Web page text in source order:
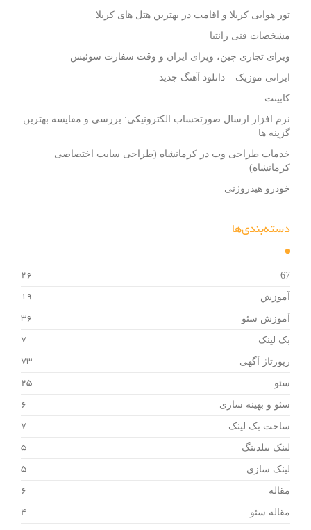
تور هوایی کربلا و اقامت در بهترین هتل های کربلا
مشخصات فنی زانتیا
ویزای تجاری چین، ویزای ایران و وقت سفارت سوئیس
ایرانی موزیک – دانلود آهنگ جدید
کابینت
نرم افزار ارسال صورتحساب الکترونیکی: بررسی و مقایسه بهترین
گزینه ها
خدمات طراحی وب در کرمانشاه (طراحی سایت اختصاصی
کرمانشاه)
خودرو هیدروژنی
دسته‌بندی‌ها
67
26
آموزش 19
آموزش سئو 36
بک لینک 7
رپورتاژ آگهی 73
سئو 25
سئو و بهینه سازی 6
ساخت بک لینک 7
لینک بیلدینگ 5
لینک سازی 5
مقاله 6
مقاله سئو 4